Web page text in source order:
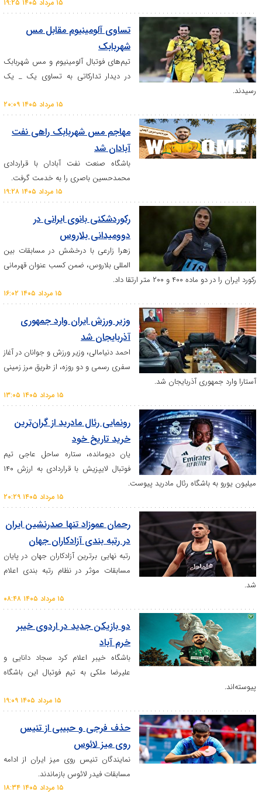
تساوی آلومینیوم مقابل مس
شهربابک
تیم‌های فوتبال آلومینیوم و مس شهربابک
در دیدار تدارکاتی به تساوی یک _ یک
مهاجم مس شهربابک راهی ­نفت
آبادان شد
باشگاه صنعت نفت آبادان با قراردادی
محمدحسین باصری را به خدمت گرفت.
رکوردشکنی بانوی ایرانی در
دوومیدانی بلاروس
زهرا زارعی با درخشش در مسابقات بین
المللی بلاروس، ضمن کسب عنوان قهرمانی
متر ارتقا داد.
وزیر ورزش ایران وارد جمهوری
آذربایجان شد
احمد دنیامالی، وزیر ورزش و جوانان در آغاز
سفری رسمی و دو روزه، از طریق مرز زمینی
آذربایجان شد.
رونمایی رئال مادرید از گران‌ترین
خرید تاریخ خود
یان دیومانده، ستاره ساحل عاجی تیم
فوتبال لایپزیش با قراردادی به ارزش ۱۴۰
رئال مادرید پیوست.
­رحمان عموزاد تنها صدرنشین ایران
در رتبه بندی آزادکاران جهان
رتبه نهایی برترین آزادکاران جهان در پایان
مسابقات موثر در نظام رتبه بندی اعلام
دو بازیکن جدید در اردوی خیبر
خرم آباد
باشگاه خیبر اعلام کرد سجاد دانایی و
علیرضا ملکی به تیم فوتبال این باشگاه
­حذف فرجی و حبیبی از تنیس
روی میز لائوس
نمایندگان تنیس روی میز ایران از ادامه
مسابقات فیدر لائوس بازماندند.